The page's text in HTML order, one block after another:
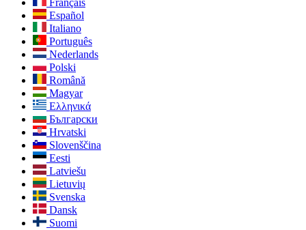
Français
Español
Italiano
Português
Nederlands
Polski
Română
Magyar
Ελληνικά
Български
Hrvatski
Slovenščina
Eesti
Latviešu
Lietuvių
Svenska
Dansk
Suomi